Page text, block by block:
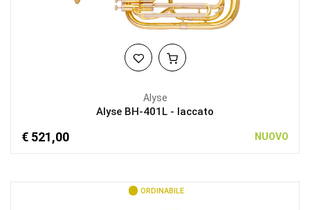
Alyse
Alyse BH-401L - laccato
€ 521,00 NUOVO
ORDINABILE